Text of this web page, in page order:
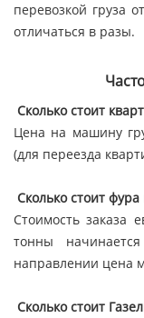
перевозкой груза
отличаться в разы.
Сколько стоит
Цена на машину
(для переезда
Сколько стоит
Стоимость заказа
тонны
направлении цена
Сколько стоит